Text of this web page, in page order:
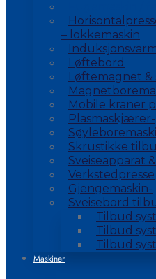
– lokkemaskin
Løftebord
Løftemagnet &
Mobile kraner
Plasmaskjærer-
Skrustikke
Sveiseapparat
Verkstedpresse
Gjengemaskin-
Sveisebord
Tilbud
Tilbud
Tilbud
Maskiner